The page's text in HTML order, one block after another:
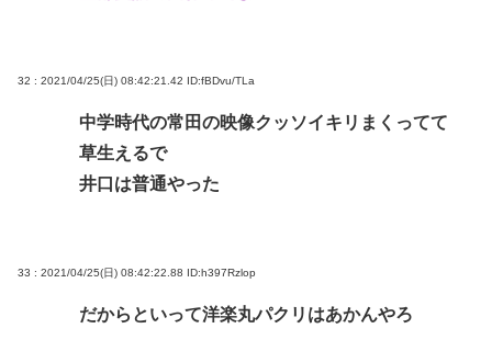
32 : 2021/04/25(日) 08:42:21.42 ID:fBDvu/TLa
中学時代の常田の映像クッソイキリまくってて
草生えるで
井口は普通やった
33 : 2021/04/25(日) 08:42:22.88 ID:h397Rzlop
だからといって洋楽丸パクリはあかんやろ